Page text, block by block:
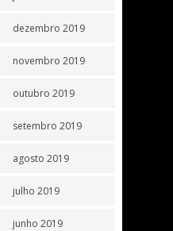
dezembro 2019
novembro 2019
outubro 2019
setembro 2019
agosto 2019
julho 2019
junho 2019